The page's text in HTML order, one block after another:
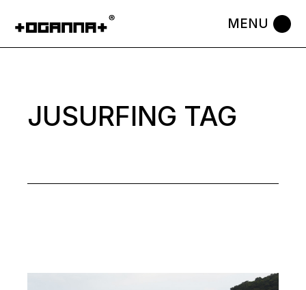
the
JUSURFING TAG